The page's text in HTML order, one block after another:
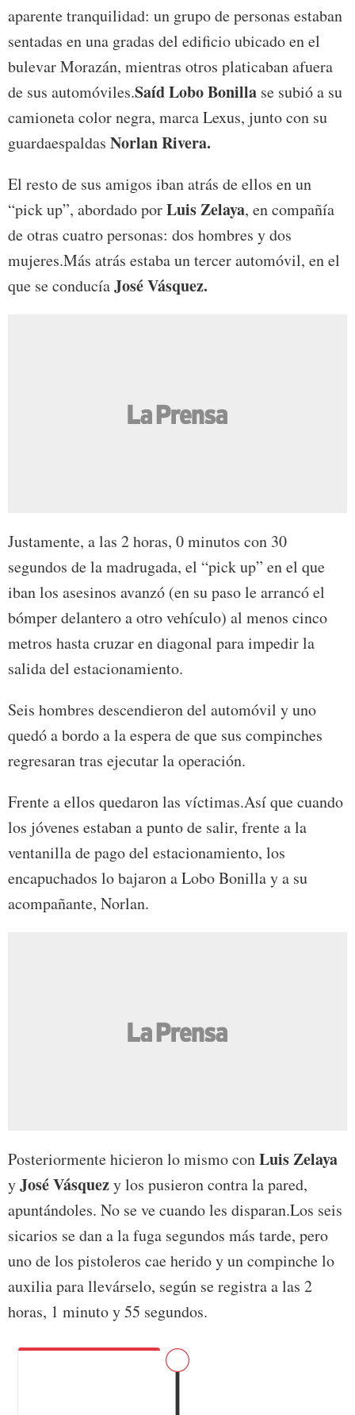
aparente tranquilidad: un grupo de personas estaban
sentadas en una gradas del edificio ubicado en el
bulevar Morazán, mientras otros platicaban afuera
de sus automóviles.Saíd Lobo Bonilla se subió a su
camioneta color negra, marca Lexus, junto con su
guardaespaldas Norlan Rivera.
El resto de sus amigos iban atrás de ellos en un
“pick up”, abordado porLuis Zelaya, en compañía
de otras cuatro personas: dos hombres y dos
mujeres.Más atrás estaba un tercer automóvil, en el
que se conducíaJosé Vásquez.
Justamente, a las 2 horas, 0 minutos con 30
segundos de la madrugada, el “pick up” en el que
iban los asesinos avanzó (en su paso le arrancó el
bómper delantero a otro vehículo) al menos cinco
metros hasta cruzar en diagonal para impedir la
salida del estacionamiento.
Seis hombres descendieron del automóvil y uno
quedó a bordo a la espera de que sus compinches
regresaran tras ejecutar la operación.
Frente a ellos quedaron las víctimas.Así que cuando
los jóvenes estaban a punto de salir, frente a la
ventanilla de pago del estacionamiento, los
encapuchados lo bajaron a Lobo Bonilla y a su
acompañante, Norlan.
Posteriormente hicieron lo mismo conLuis Zelaya
yJosé Vásquezy los pusieron contra la pared,
apuntándoles. No se ve cuando les disparan.Los seis
sicarios se dan a la fuga segundos más tarde, pero
uno de los pistoleros cae herido y un compinche lo
auxilia para llevárselo, según se registra a las 2
horas, 1 minuto y 55 segundos.